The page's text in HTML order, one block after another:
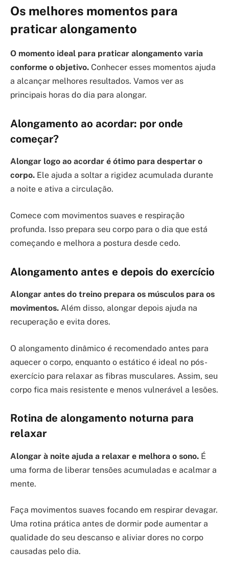
Os melhores momentos para
praticar alongamento
O momento ideal para praticar alongamento varia
conforme o objetivo. Conhecer esses momentos ajuda
a alcançar melhores resultados. Vamos ver as
principais horas do dia para alongar.
Alongamento ao acordar: por onde
começar?
Alongar logo ao acordar é ótimo para despertar o
corpo. Ele ajuda a soltar a rigidez acumulada durante
a noite e ativa a circulação.
Comece com movimentos suaves e respiração
profunda. Isso prepara seu corpo para o dia que está
começando e melhora a postura desde cedo.
Alongamento antes e depois do exercício
Alongar antes do treino prepara os músculos para os
movimentos. Além disso, alongar depois ajuda na
recuperação e evita dores.
O alongamento dinâmico é recomendado antes para
aquecer o corpo, enquanto o estático é ideal no pós-
exercício para relaxar as fibras musculares. Assim, seu
corpo fica mais resistente e menos vulnerável a lesões.
Rotina de alongamento noturna para
relaxar
Alongar à noite ajuda a relaxar e melhora o sono. É
uma forma de liberar tensões acumuladas e acalmar a
mente.
Faça movimentos suaves focando em respirar devagar.
Uma rotina prática antes de dormir pode aumentar a
qualidade do seu descanso e aliviar dores no corpo
causadas pelo dia.